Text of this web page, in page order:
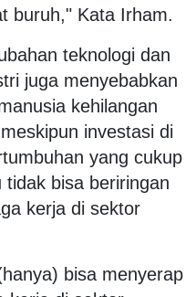
buruh," Kata Irham.
teknologi dan
juga menyebabkan
kehilangan
investasi di
yang cukup
bisa beriringan
kerja di sektor
bisa menyerap